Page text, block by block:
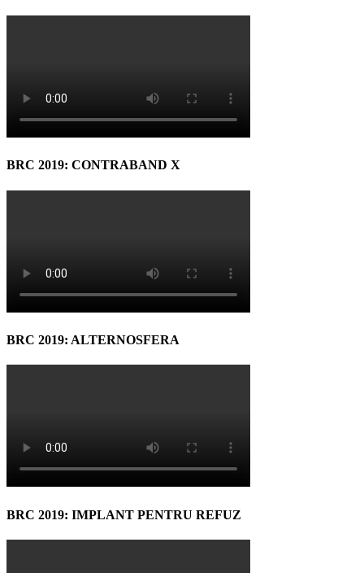
BRC 2019: CONTRABAND X
BRC 2019: ALTERNOSFERA
BRC 2019: IMPLANT PENTRU REFUZ